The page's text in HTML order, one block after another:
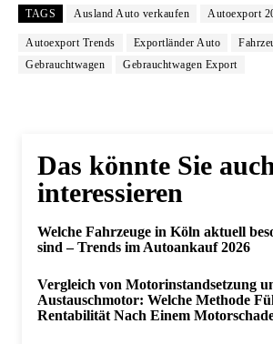
TAGS Ausland Auto verkaufen Autoexport
Autoexport Trends Exportländer Auto
Gebrauchtwagen
Gebrauchtwagen Export
Das könnte Sie
interessieren
Welche Fahrzeuge in Köln aktuell
sind – Trends im Autoankauf 2026
Vergleich von Motorinstandsetzung
Austauschmotor: Welche Methode
Rentabilität Nach Einem